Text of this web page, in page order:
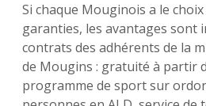
Si chaque Mouginois a le
garanties, les avantages sont
contrats des adhérents de la
de Mougins : gratuité à partir
programme de sport sur